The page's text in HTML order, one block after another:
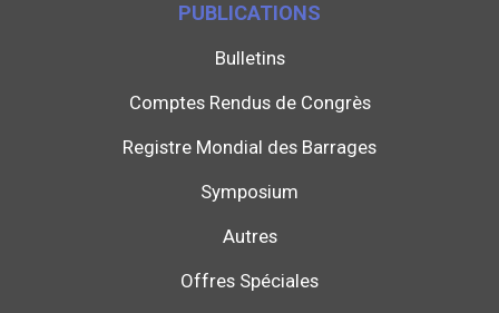
PUBLICATIONS
Bulletins
Comptes Rendus de Congrès
Registre Mondial des Barrages
Symposium
Autres
Offres Spéciales